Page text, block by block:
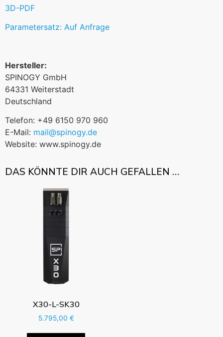
3D-PDF
Parametersatz: Auf Anfrage
Hersteller:
SPINOGY GmbH
64331 Weiterstadt
Deutschland
Telefon: +49 6150 970 960
E-Mail: mail@spinogy.de
Website: www.spinogy.de
DAS KÖNNTE DIR AUCH GEFALLEN …
X30-L-SK30
5.795,00 €